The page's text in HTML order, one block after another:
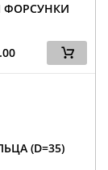
ФОРСУНКИ
(D=35)